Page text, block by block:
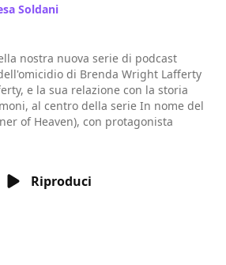
Soldani
nostra nuova serie di podcast
di Brenda Wright Lafferty
e la sua relazione con la storia
al centro della serie In nome del
of Heaven), con protagonista
Riproduci